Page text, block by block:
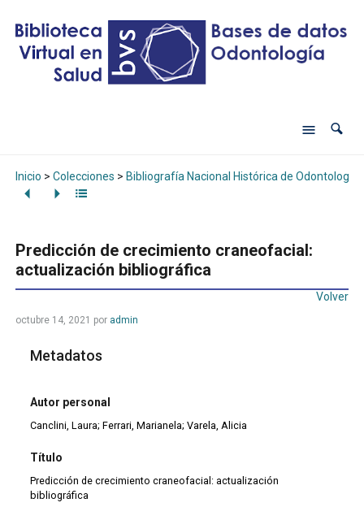
Inicio > Colecciones > Bibliografía Nacional Histórica de Odontología
Predicción de crecimiento craneofacial:
actualización bibliográfica
Volver
octubre 14, 2021 por admin
Metadatos
Autor personal
Canclini, Laura; Ferrari, Marianela; Varela, Alicia
Título
Predicción de crecimiento craneofacial: actualización
bibliográfica